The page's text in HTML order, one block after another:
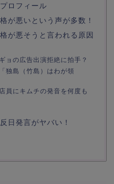
ロフィール
が悪いという声が多数！
が悪そうと言われる原因
ョの広告出演拒絶に拍手？
独島（竹島）はわが領
員にキムチの発音を何度も
日発言がヤバい！